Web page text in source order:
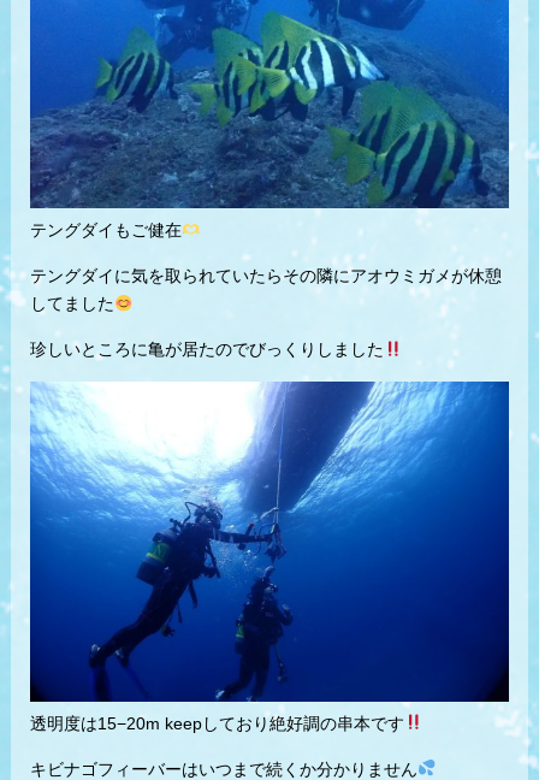
テングダイもご健在
テングダイに気を取られていたらその隣にアオウミガメが休憩
してました
珍しいところに亀が居たのでびっくりしました
透明度は15−20m keepしており絶好調の串本です
キビナゴフィーバーはいつまで続くか分かりません